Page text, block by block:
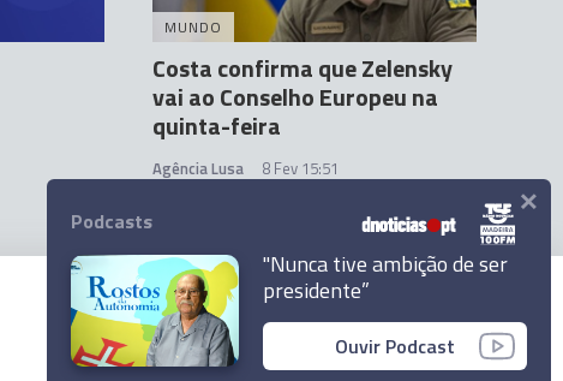
MUNDO
Costa confirma que Zelensky
vai ao Conselho Europeu na
quinta-feira
Agência Lusa 8 Fev 15:51
© 2023 Empresa Diário de Notícias, Lda.
Todos os direitos reservados.
Podcasts
"Nunca tive ambição de ser
presidente”
Ouvir Podcast
×